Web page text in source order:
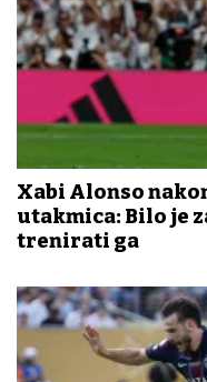
Xabi Alonso
utakmica: Bilo je
trenirati ga